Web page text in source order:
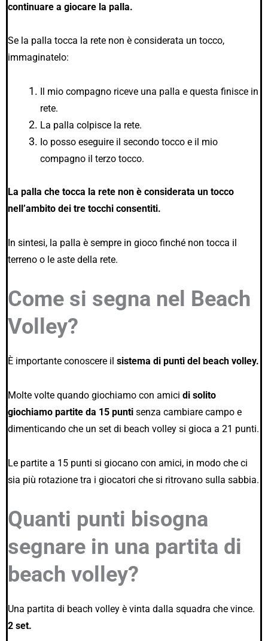
continuare a giocare la palla.
Se la palla tocca la rete non è considerata un tocco,
immaginatelo:
Il mio compagno riceve una palla e questa finisce in
rete.
La palla colpisce la rete.
Io posso eseguire il secondo tocco e il mio
compagno il terzo tocco.
La palla che tocca la rete non è considerata un tocco
nell’ambito dei tre tocchi consentiti.
In sintesi, la palla è sempre in gioco finché non tocca il
terreno o le aste della rete.
Come si segna nel Beach
Volley?
È importante conoscere il sistema di punti del beach volley.
Molte volte quando giochiamo con amici di solito
giochiamo partite da 15 punti senza cambiare campo e
dimenticando che un set di beach volley si gioca a 21 punti.
Le partite a 15 punti si giocano con amici, in modo che ci
sia più rotazione tra i giocatori che si ritrovano sulla sabbia.
Quanti punti bisogna
segnare in una partita di
beach volley?
Una partita di beach volley è vinta dalla squadra che vince.
2 set.